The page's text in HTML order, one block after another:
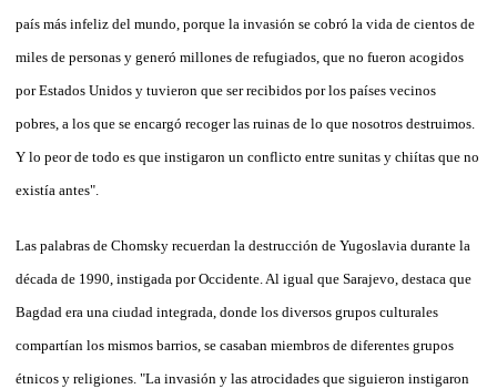
país más infeliz del mundo, porque la invasión se cobró la vida de cientos de
miles de personas y generó millones de refugiados, que no fueron acogidos
por Estados Unidos y tuvieron que ser recibidos por los países vecinos
pobres, a los que se encargó recoger las ruinas de lo que nosotros destruimos.
Y lo peor de todo es que instigaron un conflicto entre sunitas y chiítas que no
existía antes".
Las palabras de Chomsky recuerdan la destrucción de Yugoslavia durante la
década de 1990, instigada por Occidente. Al igual que Sarajevo, destaca que
Bagdad era una ciudad integrada, donde los diversos grupos culturales
compartían los mismos barrios, se casaban miembros de diferentes grupos
étnicos y religiones. "La invasión y las atrocidades que siguieron instigaron